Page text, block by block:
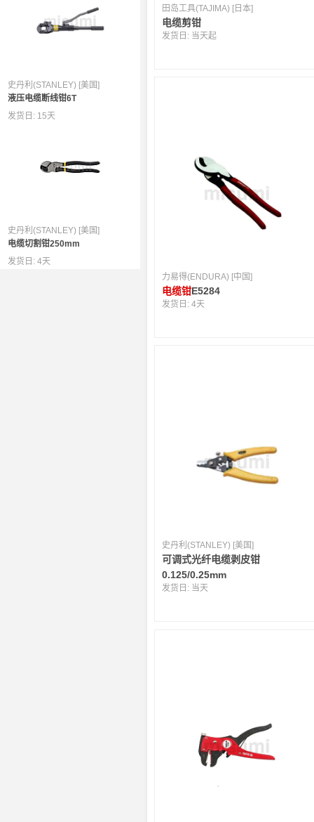
史丹利(STANLEY) [美国]
液压电缆断线钳6T
发货日: 15天
史丹利(STANLEY) [美国]
电缆切割钳250mm
发货日: 4天
田岛工具(TAJIMA) [日本]
电缆剪钳
发货日: 当天起
力易得(ENDURA) [中国]
电缆钳E5284
发货日:4天
史丹利(STANLEY) [美国]
可调式光纤电缆剥皮钳
0.125/0.25mm
发货日: 当天